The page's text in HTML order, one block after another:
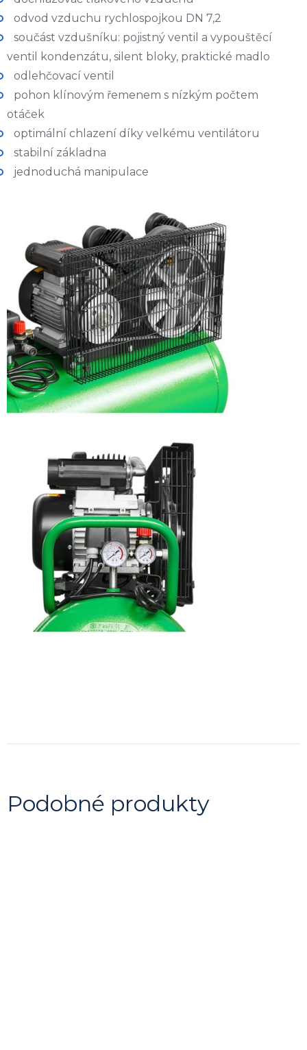
odvod vzduchu rychlospojkou DN 7,2
součást vzdušníku: pojistný ventil a vypouštěcí
ventil kondenzátu, silent bloky, praktické madlo
odlehčovací ventil
pohon klínovým řemenem s nízkým počtem
otáček
optimální chlazení díky velkému ventilátoru
stabilní základna
jednoduchá manipulace